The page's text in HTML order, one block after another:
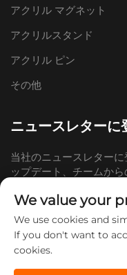
アクリル マグネット
アクリルスタンド
アクリル ピン
その他
ニュースレターに
当社のニュースレター
ップデート、チームから
We value your
We use cookies and
If you don't want to
cookies.